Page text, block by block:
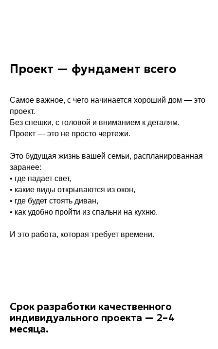
Проект — фундамент всего
Самое важное, с чего начинается хороший дом — это
проект.
Без спешки, с головой и вниманием к деталям.
Проект — это не просто чертежи.
Это будущая жизнь вашей семьи, распланированная
заранее:
• где падает свет,
• какие виды открываются из окон,
• где будет стоять диван,
• как удобно пройти из спальни на кухню.
И это работа, которая требует времени.
Срок разработки качественного
индивидуального проекта — 2–4
месяца.
Свяжитесь с нами